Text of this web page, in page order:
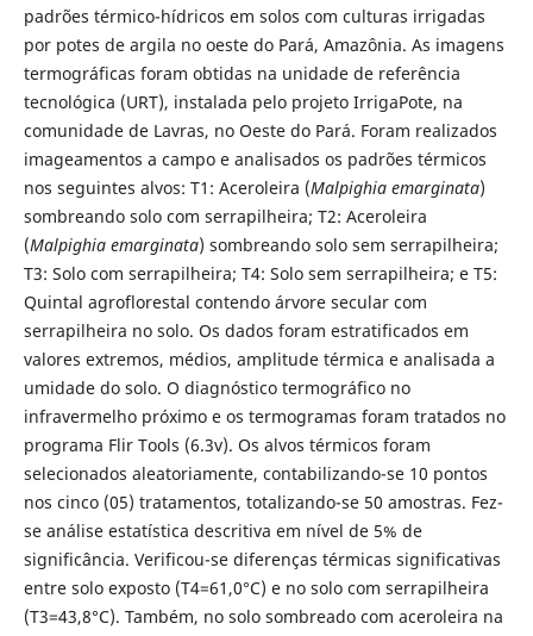
padrões térmico-hídricos em solos com culturas irrigadas
por potes de argila no oeste do Pará, Amazônia. As imagens
termográficas foram obtidas na unidade de referência
tecnológica (URT), instalada pelo projeto IrrigaPote, na
comunidade de Lavras, no Oeste do Pará. Foram realizados
imageamentos a campo e analisados os padrões térmicos
nos seguintes alvos: T1: Aceroleira (Malpighia emarginata)
sombreando solo com serrapilheira; T2: Aceroleira
(Malpighia emarginata) sombreando solo sem serrapilheira;
T3: Solo com serrapilheira; T4: Solo sem serrapilheira; e T5:
Quintal agroflorestal contendo árvore secular com
serrapilheira no solo. Os dados foram estratificados em
valores extremos, médios, amplitude térmica e analisada a
umidade do solo. O diagnóstico termográfico no
infravermelho próximo e os termogramas foram tratados no
programa Flir Tools (6.3v). Os alvos térmicos foram
selecionados aleatoriamente, contabilizando-se 10 pontos
nos cinco (05) tratamentos, totalizando-se 50 amostras. Fez-
se análise estatística descritiva em nível de 5% de
significância. Verificou-se diferenças térmicas significativas
entre solo exposto (T4=61,0°C) e no solo com serrapilheira
(T3=43,8°C). Também, no solo sombreado com aceroleira na